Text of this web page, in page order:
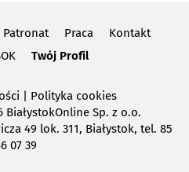
Patronat Praca
Kontakt
Twój Profil
Polityka cookies
BiałystokOnline Sp. z o.o.
49 lok. 311, Białystok, tel. 85
07 39